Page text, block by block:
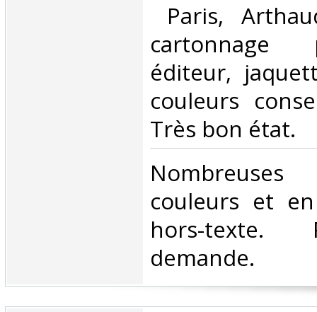
Paris,
éditeur,
couleurs
Très bon état. ‎
couleurs et
hors-texte.
demande.‎